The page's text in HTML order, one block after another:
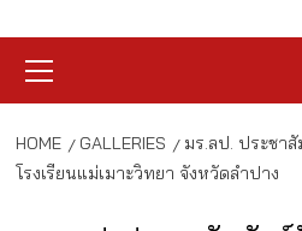
Menu
HOME GALLERIES
มร.ลป. ประชา
โรงเรียนแม่เมาะวิทยา จังหวัดลำปาง